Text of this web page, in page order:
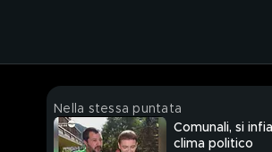
Nella stessa puntata
Comunali, si
clima politico